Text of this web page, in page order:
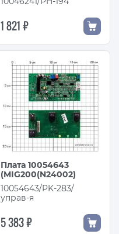
1 821 ₽
Плата 10054643
(MIG200(N24002)
10054643/PK-283/
управ-я
5 383 ₽